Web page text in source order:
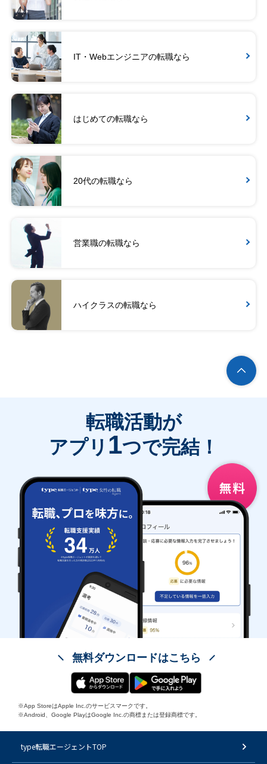
IT・Webエンジニアの転職なら
はじめての転職なら
20代の転職なら
営業職の転職なら
ハイクラスの転職なら
転職活動が
アプリ 1つで完結！
無料ダウンロードはこちら
※App StoreはApple Inc.のサービスマークです。
※Android、Google PlayはGoogle Inc.の商標または登録商標です。
type転職エージェントTOP